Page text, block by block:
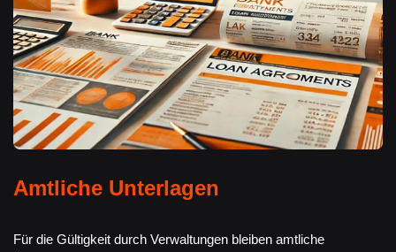
Amtliche Unterlagen
Für die Gültigkeit durch Verwaltungen bleiben amtliche